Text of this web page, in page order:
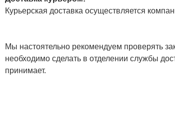
Курьерская доставка осуществляется
Мы настоятельно рекомендуем проверять
необходимо сделать в отделении службы
принимает.